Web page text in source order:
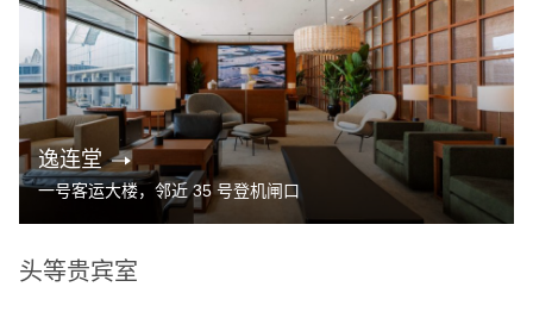
逸连堂
一号客运大楼，邻近 35 号登机闸口
头等贵宾室